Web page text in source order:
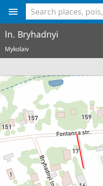
ln. Bryhadnyi
Mykolaiv
<% console.log(hcard) %>